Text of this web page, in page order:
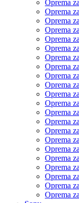
Oprema
Oprema
Oprema
Oprema
Oprema
Oprema
Oprema
Oprema
Oprema
Oprema
Oprema
Oprema
Oprema
Oprema
Oprema
Oprema
Oprema
Oprema
Oprema
Oprema
Oprema
Oprema